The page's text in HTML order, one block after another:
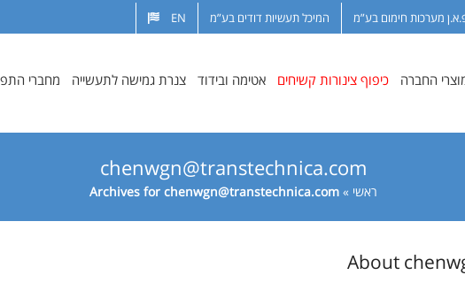
מערכות חימום בע”מ המיכל תעשיות דודים בע”מ EN
החברה כיפוף צינורות קשיחים אטימה ובידוד צנרת גמישה לתעשייה מחברי
chenwgn@transtechnica.com
ראשי »
Archives for chenwgn@transtechnica.com
About